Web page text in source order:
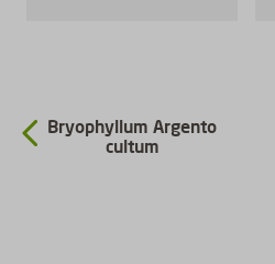
Bryophyllum Argento
cultum